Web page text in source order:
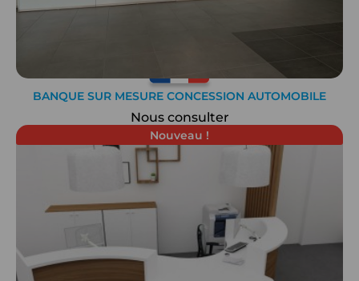
BANQUE SUR MESURE CONCESSION AUTOMOBILE
Nous consulter
Nouveau !